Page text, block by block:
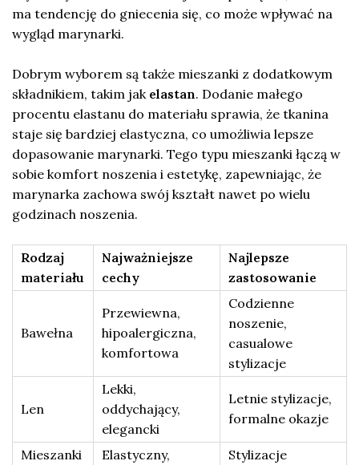
ma tendencję do gniecenia się, co może wpływać na
wygląd marynarki.
Dobrym wyborem są także mieszanki z dodatkowym
składnikiem, takim jak elastan. Dodanie małego
procentu elastanu do materiału sprawia, że tkanina
staje się bardziej elastyczna, co umożliwia lepsze
dopasowanie marynarki. Tego typu mieszanki łączą w
sobie komfort noszenia i estetykę, zapewniając, że
marynarka zachowa swój kształt nawet po wielu
godzinach noszenia.
Rodzaj
materiału
Najważniejsze
cechy
Najlepsze
zastosowanie
Bawełna
Przewiewna,
hipoalergiczna,
komfortowa
Codzienne
noszenie,
casualowe
stylizacje
Len
Lekki,
oddychający,
elegancki
Letnie stylizacje,
formalne okazje
Mieszanki
Elastyczny,
Stylizacje